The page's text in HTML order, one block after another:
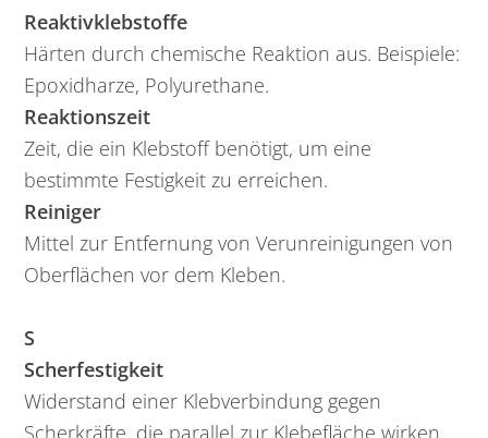
Reaktivklebstoffe
Härten durch chemische Reaktion aus. Beispiele:
Epoxidharze, Polyurethane.
Reaktionszeit
Zeit, die ein Klebstoff benötigt, um eine
bestimmte Festigkeit zu erreichen.
Reiniger
Mittel zur Entfernung von Verunreinigungen von
Oberflächen vor dem Kleben.
S
Scherfestigkeit
Widerstand einer Klebverbindung gegen